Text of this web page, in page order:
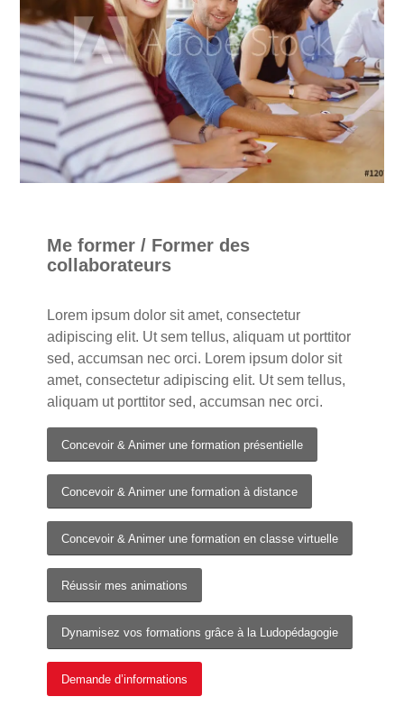
Me former / Former des
collaborateurs
Lorem ipsum dolor sit amet, consectetur
adipiscing elit. Ut sem tellus, aliquam ut porttitor
sed, accumsan nec orci. Lorem ipsum dolor sit
amet, consectetur adipiscing elit. Ut sem tellus,
aliquam ut porttitor sed, accumsan nec orci.
Concevoir & Animer une formation présentielle
Concevoir & Animer une formation à distance
Concevoir & Animer une formation en classe virtuelle
Réussir mes animations
Dynamisez vos formations grâce à la Ludopédagogie
Demande d’informations